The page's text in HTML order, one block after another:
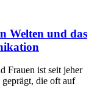
Welten und das
Frauen ist seit jeher
die oft auf